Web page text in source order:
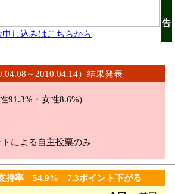
し込みはこちらから
告
～2010.04.14）結果発表
91.3%・女性8.6%)
よる自主投票のみ
持率 54.9% 7.3ポイント下がる